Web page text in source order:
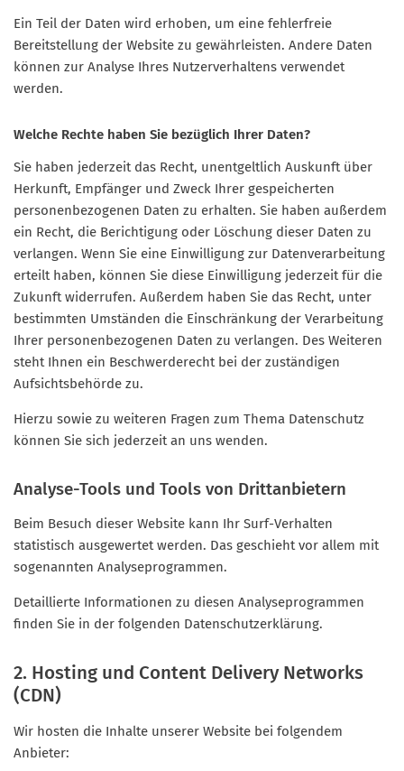
Ein Teil der Daten wird erhoben, um eine fehlerfreie
Bereitstellung der Website zu gewährleisten. Andere Daten
können zur Analyse Ihres Nutzerverhaltens verwendet
werden.
Welche Rechte haben Sie bezüglich Ihrer Daten?
Sie haben jederzeit das Recht, unentgeltlich Auskunft über
Herkunft, Empfänger und Zweck Ihrer gespeicherten
personenbezogenen Daten zu erhalten. Sie haben außerdem
ein Recht, die Berichtigung oder Löschung dieser Daten zu
verlangen. Wenn Sie eine Einwilligung zur Datenverarbeitung
erteilt haben, können Sie diese Einwilligung jederzeit für die
Zukunft widerrufen. Außerdem haben Sie das Recht, unter
bestimmten Umständen die Einschränkung der Verarbeitung
Ihrer personenbezogenen Daten zu verlangen. Des Weiteren
steht Ihnen ein Beschwerderecht bei der zuständigen
Aufsichtsbehörde zu.
Hierzu sowie zu weiteren Fragen zum Thema Datenschutz
können Sie sich jederzeit an uns wenden.
Analyse-Tools und Tools von Dritt­anbietern
Beim Besuch dieser Website kann Ihr Surf-Verhalten
statistisch ausgewertet werden. Das geschieht vor allem mit
sogenannten Analyseprogrammen.
Detaillierte Informationen zu diesen Analyseprogrammen
finden Sie in der folgenden Datenschutzerklärung.
2. Hosting und Content Delivery Networks
(CDN)
Wir hosten die Inhalte unserer Website bei folgendem
Anbieter: